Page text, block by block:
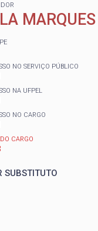
NO SERVIÇO PÚBLICO
NA UFPEL
NO CARGO
CARGO
SUBSTITUTO